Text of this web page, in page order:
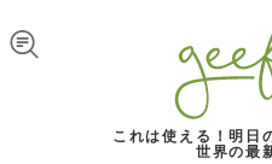
これは使える！明日
世界の最